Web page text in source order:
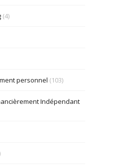
(4)
personnel (103)
Indépendant